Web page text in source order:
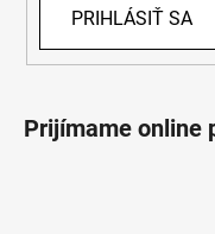
PRIHLÁSIŤ SA
Prijímame online